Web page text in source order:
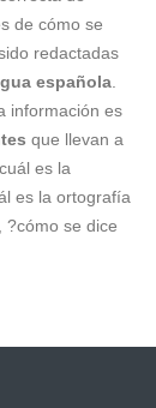
de cómo se
redactadas
española
información es
que llevan a
es la
es la ortografía
?cómo se dice